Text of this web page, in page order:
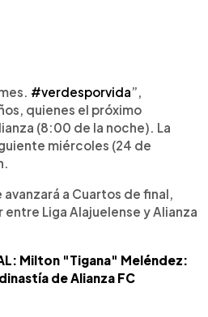
#verdesporvida”,
quienes el próximo
(8:00 de la noche). La
miércoles (24 de
a Cuartos de final,
Liga Alajuelense y Alianza
Milton "Tigana" Meléndez:
de Alianza FC